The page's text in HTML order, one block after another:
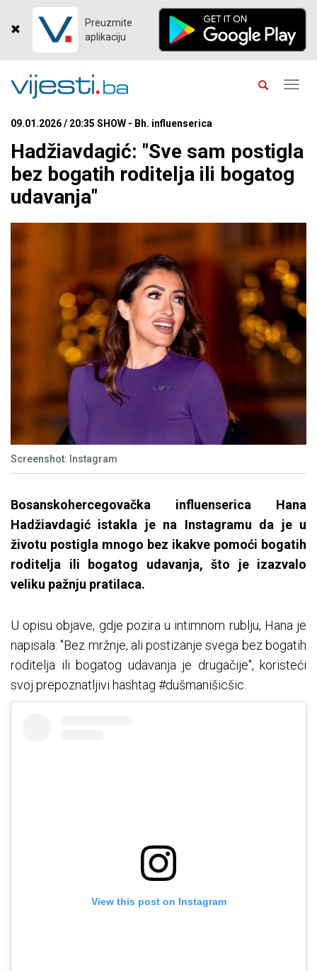
Preuzmite
aplikaciju
09.01.2026 / 20:35 SHOW - Bh. influenserica
Hadžiavdagić: "Sve sam postigla
bez bogatih roditelja ili bogatog
udavanja"
Screenshot: Instagram
Bosanskohercegovačka influenserica Hana
Hadžiavdagić istakla je na Instagramu da je u
životu postigla mnogo bez ikakve pomoći bogatih
roditelja ili bogatog udavanja, što je izazvalo
veliku pažnju pratilaca.
U opisu objave, gdje pozira u intimnom rublju, Hana je
napisala: "Bez mržnje, ali postizanje svega bez bogatih
roditelja ili bogatog udavanja je drugačije", koristeći
svoj prepoznatljivi hashtag #dušmanišicšic.
View this post on Instagram